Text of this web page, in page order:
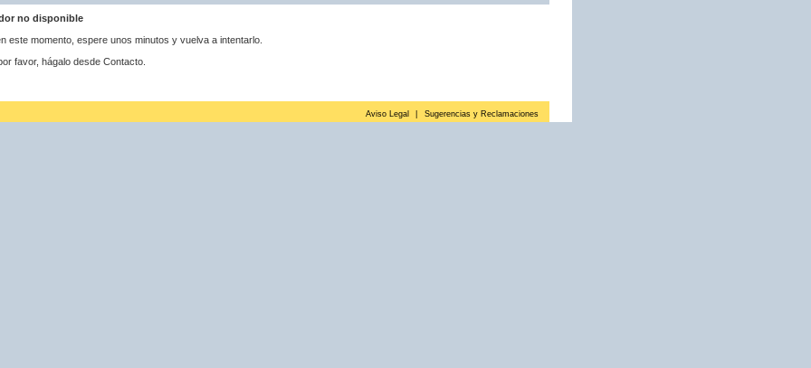
no disponible
este momento, espere unos minutos y vuelva a intentarlo.
favor, hágalo desde Contacto.
Aviso Legal Sugerencias y Reclamaciones